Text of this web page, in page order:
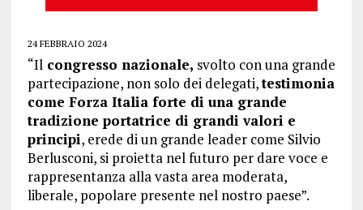
24 FEBBRAIO 2024
“Ilcongresso nazionale, svolto con una grande
partecipazione, non solo dei delegati,testimonia
come Forza Italia forte di una grande
tradizione portatrice di grandi valori e
principi, erede di un grande leader come Silvio
Berlusconi, si proietta nel futuro per dare voce e
rappresentanza alla vasta area moderata,
liberale, popolare presente nel nostro paese”.